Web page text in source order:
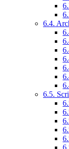
6.4.
6.5.